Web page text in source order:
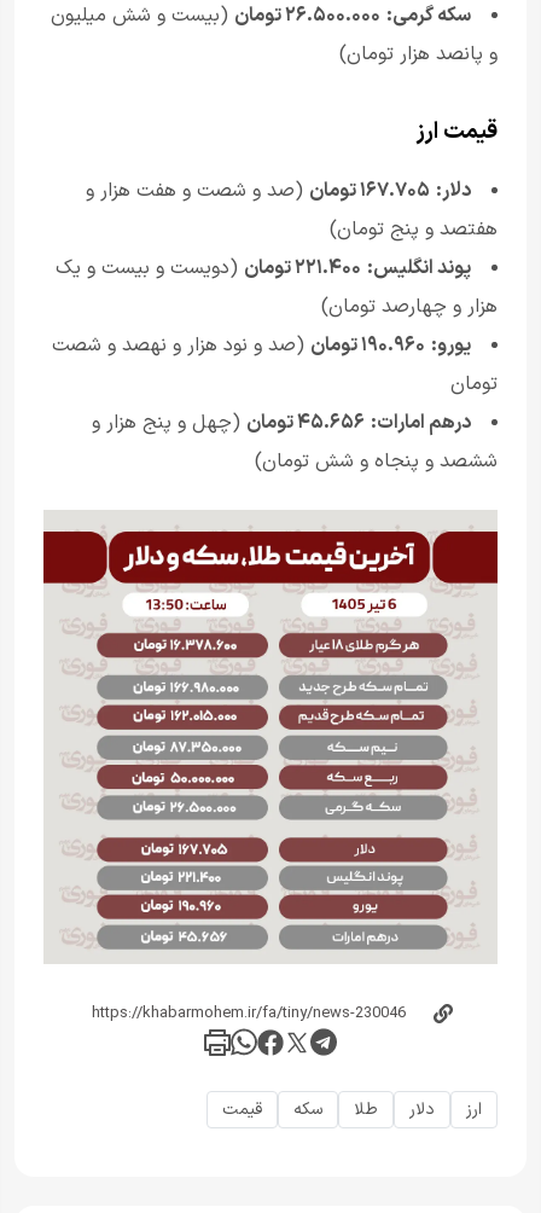
سکه گرمی: ۲۶.۵۰۰.۰۰۰ تومان
(بیست و شش میلیون
و پانصد هزار تومان)
قیمت ارز
دلار: ۱۶۷.۷۰۵ تومان
(صد و شصت و هفت هزار و
هفتصد و پنج تومان)
پوند انگلیس: ۲۲۱.۴۰۰ تومان
(دویست و بیست و یک
هزار و چهارصد تومان)
یورو: ۱۹۰.۹۶۰ تومان
(صد و نود هزار و نهصد و شصت
تومان
درهم امارات: ۴۵.۶۵۶ تومان
(چهل و پنج هزار و
ششصد و پنجاه و شش تومان)
ارز دلار طلا سکه قیمت